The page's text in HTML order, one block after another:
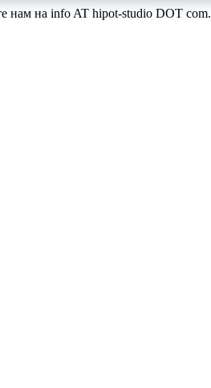
нам на info AT hipot-studio DOT com.